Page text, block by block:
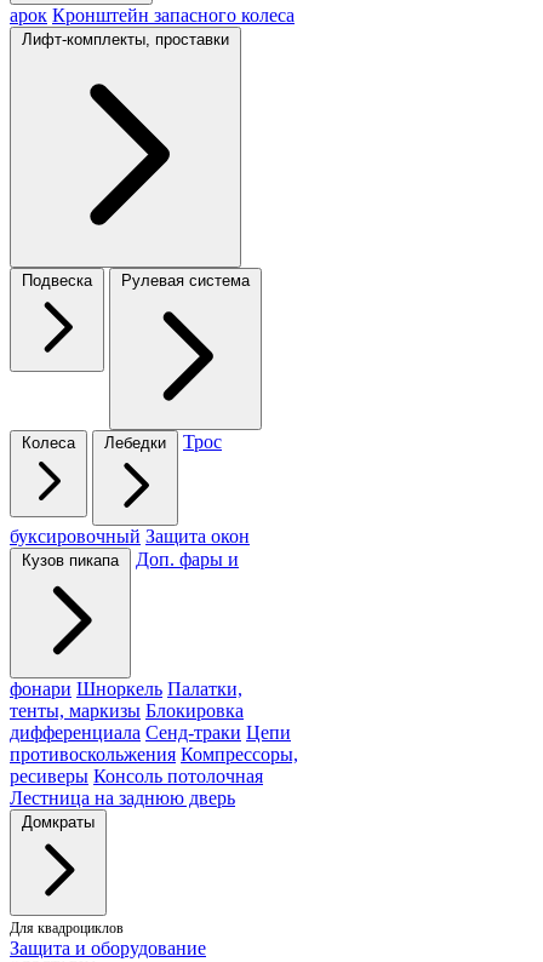
арок Кронштейн запасного колеса
Лифт-комплекты, проставки
Подвеска Рулевая система
Колеса Лебедки Трос
буксировочный Защита окон
Кузов пикапа Доп. фары и
фонари Шноркель Палатки,
тенты, маркизы Блокировка
дифференциала Сенд-траки Цепи
противоскольжения Компрессоры,
ресиверы Консоль потолочная
Лестница на заднюю дверь
Домкраты
Для квадроциклов
Защита и оборудование